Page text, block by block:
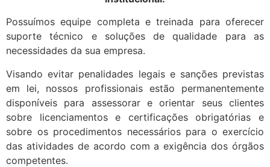
Possuímos equipe completa e treinada para oferecer
suporte técnico e soluções de qualidade para as
necessidades da sua empresa.
Visando evitar penalidades legais e sanções previstas
em lei, nossos profissionais estão permanentemente
disponíveis para assessorar e orientar seus clientes
sobre licenciamentos e certificações obrigatórias e
sobre os procedimentos necessários para o exercício
das atividades de acordo com a exigência dos órgãos
competentes.